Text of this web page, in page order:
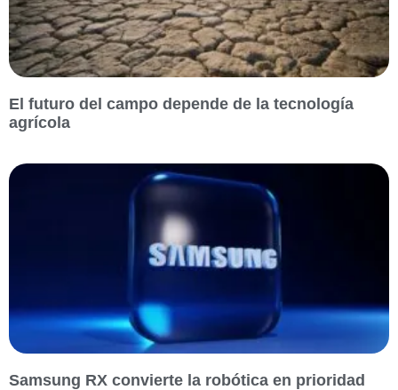
El futuro del campo depende de la tecnología
agrícola
Samsung RX convierte la robótica en prioridad